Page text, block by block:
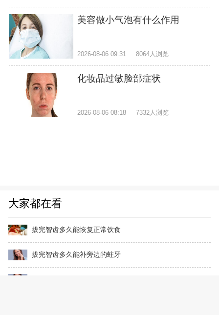
美容做小气泡有什么作用
2026-08-06 09:31 8064人浏览
化妆品过敏脸部症状
2026-08-06 08:18 7332人浏览
大家都在看
拔完智齿多久能恢复正常饮食
拔完智齿多久能补旁边的蛀牙